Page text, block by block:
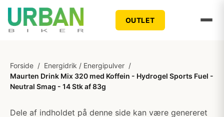
OUTLET
Forside / Energidrik / Energipulver /
Maurten Drink Mix 320 med Koffein - Hydrogel Sports Fuel -
Neutral Smag - 14 Stk af 83g
Dele af indholdet på denne side kan være genereret